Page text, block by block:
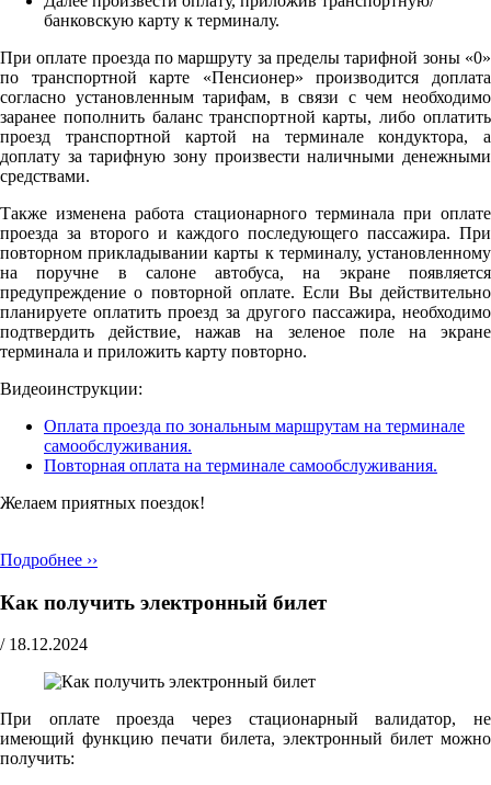
банковскую карту к терминалу.
При оплате проезда по маршруту за пределы тарифной зоны «0»
по транспортной карте «Пенсионер» производится доплата
согласно установленным тарифам, в связи с чем необходимо
заранее пополнить баланс транспортной карты, либо оплатить
проезд транспортной картой на терминале кондуктора, а
доплату за тарифную зону произвести наличными денежными
средствами.
Также изменена работа стационарного терминала при оплате
проезда за второго и каждого последующего пассажира. При
повторном прикладывании карты к терминалу, установленному
на поручне в салоне автобуса, на экране появляется
предупреждение о повторной оплате. Если Вы действительно
планируете оплатить проезд за другого пассажира, необходимо
подтвердить действие, нажав на зеленое поле на экране
терминала и приложить карту повторно.
Видеоинструкции:
Оплата проезда по зональным маршрутам на терминале
самообслуживания.
Повторная оплата на терминале самообслуживания.
Желаем приятных поездок!
Подробнее ››
Как получить электронный билет
/ 18.12.2024
При оплате проезда через стационарный валидатор, не
имеющий функцию печати билета, электронный билет можно
получить: